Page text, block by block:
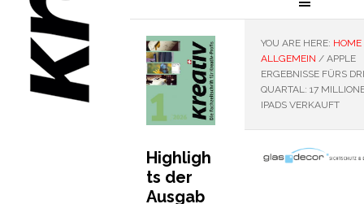
YOU ARE HERE: HOME
ALLGEMEIN /APPLE
ERGEBNISSE FÜRS
QUARTAL: 17
IPADS VERKAUFT
Highligh
ts der
Ausgab